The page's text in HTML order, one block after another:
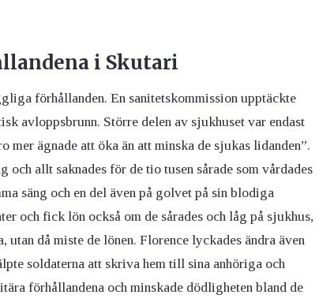
i Skutari
förhållanden. En sanitetskommission upptäckte
avloppsbrunn. Större delen av sjukhuset var endast
mer ägnade att öka än att minska de sjukas lidanden”.
allt saknades för de tio tusen sårade som vårdades
säng och en del även på golvet på sin blodiga
och fick lön också om de sårades och låg på sjukhus,
då miste de lönen. Florence lyckades ändra även
soldaterna att skriva hem till sina anhöriga och
förhållandena och minskade dödligheten bland de